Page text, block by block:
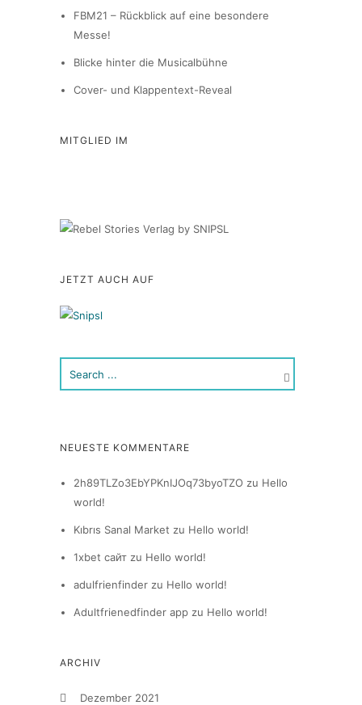
FBM21 – Rückblick auf eine besondere
Messe!
Blicke hinter die Musicalbühne
Cover- und Klappentext-Reveal
MITGLIED IM
JETZT AUCH AUF
NEUESTE KOMMENTARE
2h89TLZo3EbYPKnIJOq73byoTZO zu Hello
world!
Kıbrıs Sanal Market zu Hello world!
1xbet сайтzu Hello world!
adulfrienfinderzu Hello world!
Adultfrienedfinder appzu Hello world!
ARCHIV
Dezember 2021